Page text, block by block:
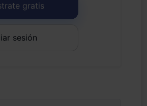
gratis
sesión